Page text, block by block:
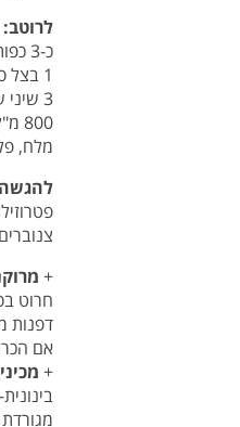
לרוטב:
כ-3 כפות שמן זית
1 בצל סגול, קצוץ
3 שיני שום, קצוצות
800 מ"ל עגבניות מרוסקות
מלח,
+
דפנות
אם
+
מגורדת ואת